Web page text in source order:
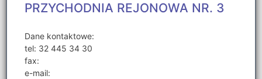
PRZYCHODNIA REJONOWA NR. 3
Dane kontaktowe:
tel: 32 445 34 30
fax:
e-mail: